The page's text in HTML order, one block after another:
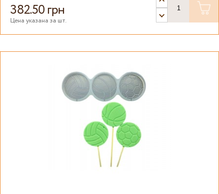
382.50 грн
Цена указана за шт.